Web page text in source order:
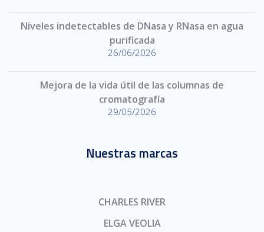
Niveles indetectables de DNasa y RNasa en agua
purificada
26/06/2026
Mejora de la vida útil de las columnas de
cromatografía
29/05/2026
Nuestras marcas
CHARLES RIVER
ELGA VEOLIA